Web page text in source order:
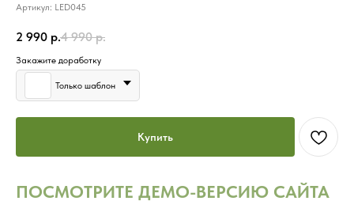
Артикул: LED045
2 990 р.4 990 р.
Закажите доработку
Только шаблон
Купить
ПОСМОТРИТЕ ДЕМО-ВЕРСИЮ САЙТА